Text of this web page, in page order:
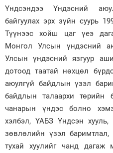
Үндсэндээ Үндэсний
байгуулах эрх зүйн суурь
Түүнээс хойш цаг үеэ
Монгол Улсын үндэсний
Улсын үндэсний язгуур
дотоод таатай нөхцөл
аюулгүй байдлын үзэл
байдлын талаархи төрийн
чанарын үндэс болно
хэлбэл, ҮАБЗ Үндсэн
зөвлөлийн үзэл
тухай хуулийг чанд